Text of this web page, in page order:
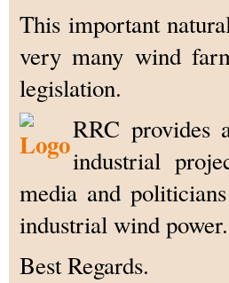
This important
very many wind
legislation.
RRC provides
industrial
media and
industrial wind power.
Best Regards.